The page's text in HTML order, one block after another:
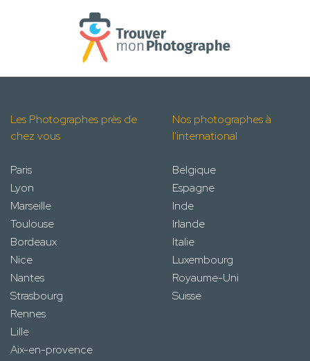
Les Photographes près de
chez vous
Paris
Lyon
Marseille
Toulouse
Bordeaux
Nice
Nantes
Strasbourg
Rennes
Lille
Aix-en-provence
Nos photographes à
l'international
Belgique
Espagne
Inde
Irlande
Italie
Luxembourg
Royaume-Uni
Suisse